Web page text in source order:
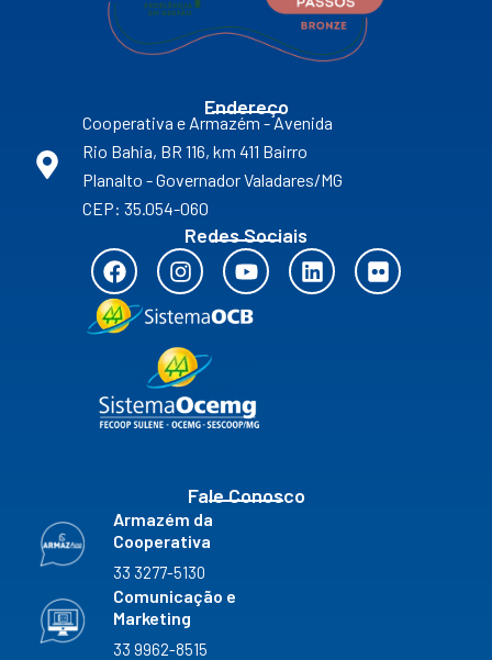
Endereço
Cooperativa e Armazém - Avenida
Rio Bahia, BR 116, km 411 Bairro
Planalto - Governador Valadares/MG
CEP: 35.054-060
Redes Sociais
F
a
c
e
o
k
I
n
s
t
a
g
r
a
Y
o
u
t
e
L
i
F
l
Fale Conosco
Armazém da
Cooperativa
33 3277-5130
Comunicação e
Marketing
33 9962-8515